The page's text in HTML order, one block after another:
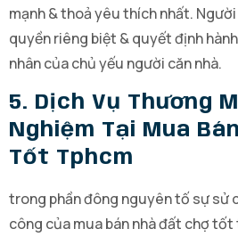
mạnh & thoả yêu thích nhất.
quyền riêng biệt & quyết định
nhân của chủ yếu người căn nhà.
5. Dịch Vụ Thương
Nghiệm Tại Mua
Tốt Tphcm
trong phần đông nguyên tố sự sử
công của mua bán nhà đất chợ